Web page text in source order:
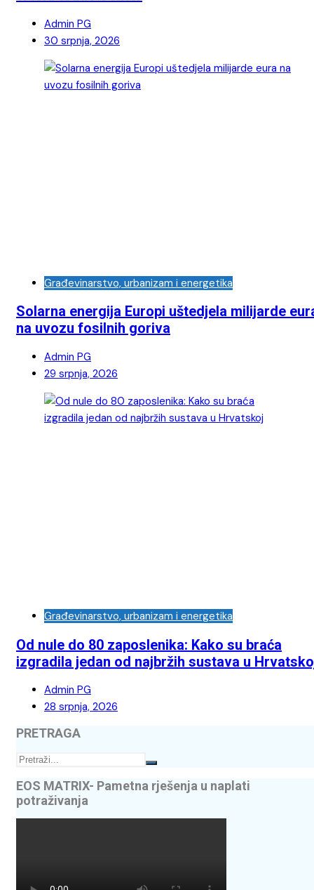
Admin PG
30 srpnja, 2026
Građevinarstvo, urbanizam i energetika
Solarna energija Europi uštedjela milijarde
na uvozu fosilnih goriva
Admin PG
29 srpnja, 2026
Građevinarstvo, urbanizam i energetika
Od nule do 80 zaposlenika: Kako su braća
izgradila jedan od najbržih sustava u
Admin PG
28 srpnja, 2026
PRETRAGA
EOS MATRIX- Pametna rješenja u naplati
potraživanja